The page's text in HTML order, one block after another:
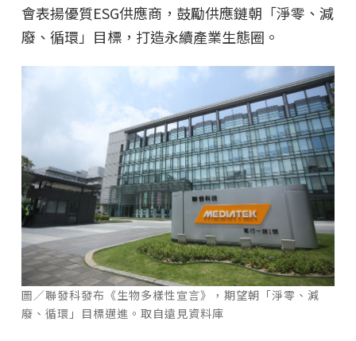
會表揚優質ESG供應商，鼓勵供應鏈朝「淨零、減
廢、循環」目標，打造永續產業生態圈。
圖／聯發科發布《生物多樣性宣言》，期望朝「淨零、減
廢、循環」目標邁進。取自遠見資料庫